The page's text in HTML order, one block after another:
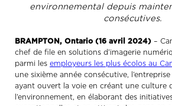
environnemental depuis
consécutives.
BRAMPTON, Ontario (16 avril 2024) –
chef de file en solutions d’imagerie
parmi les employeurs les plus écolos au
une sixième année consécutive,
ayant ouvert la voie en créant une culture
l’environnement, en élaborant des